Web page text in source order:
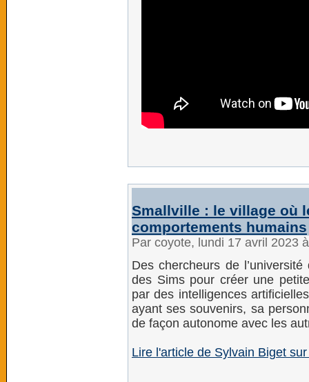
Smallville : le village où
comportements humains
Par coyote, lundi 17 avril 2023
Des chercheurs de
des Sims pour créer une
par des intelligences
ayant ses souvenirs, sa
de façon autonome avec les
Lire l'article de Sylvain Biget